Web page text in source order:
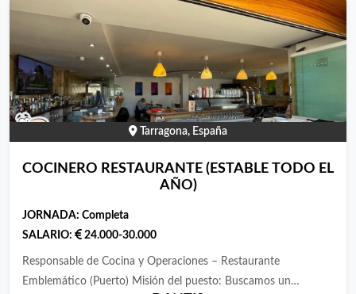
Tarragona, España
COCINERO RESTAURANTE (ESTABLE TODO EL
AÑO)
JORNADA: Completa
SALARIO:
24.000-30.000
Responsable de Cocina y Operaciones – Restaurante
Emblemático (Puerto) Misión del puesto: Buscamos un